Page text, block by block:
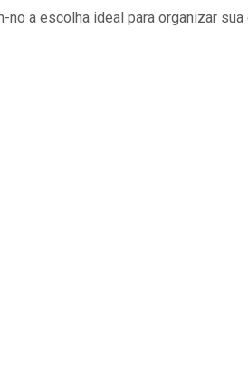
a escolha ideal para organizar